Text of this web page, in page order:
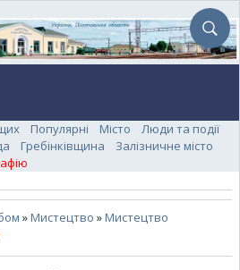
Популярні Місто
Люди та події
Гребінківщина
Залізничне місто
»Мистецтво »Мистецтво